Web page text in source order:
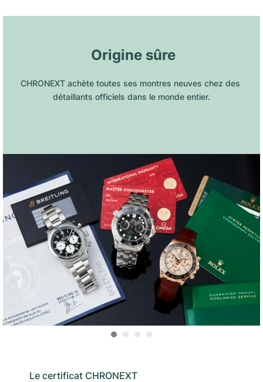
Origine sûre
CHRONEXT achète toutes ses montres neuves chez des
détaillants officiels dans le monde entier.
Le certificat CHRONEXT